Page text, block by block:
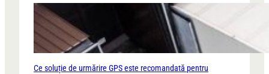
Ce soluție de urmărire GPS este recomandată pentru